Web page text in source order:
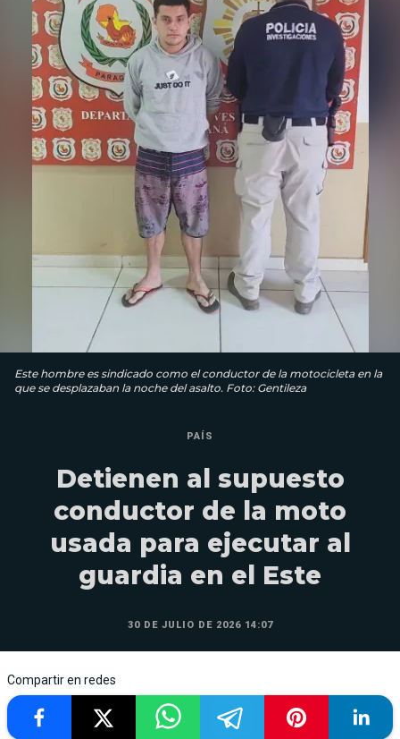
Este hombre es sindicado como el conductor de la motocicleta en la
que se desplazaban la noche del asalto. Foto: Gentileza
PAÍS
Detienen al supuesto
conductor de la moto
usada para ejecutar al
guardia en el Este
30 DE JULIO DE 2026 14:07
Compartir en redes